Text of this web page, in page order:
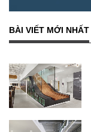
BÀI VIẾT MỚI NHẤT